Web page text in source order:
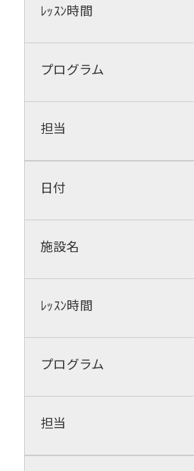
ﾚｯｽﾝ時間
プログラム
担当
日付
施設名
ﾚｯｽﾝ時間
プログラム
担当